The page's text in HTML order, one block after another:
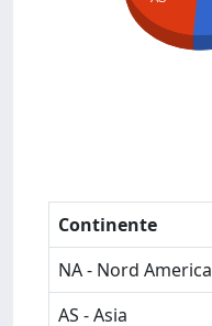
Continente
NA - Nord America
AS - Asia